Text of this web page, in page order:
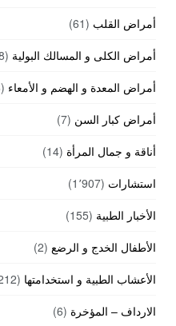
أمراض القلب (61)
أمراض الكلى و المسالك البولية (8)
أمراض المعدة و الهضم و الأمعاء (68)
أمراض كبار السن (7)
أناقة و جمال المرأة (14)
استشارات (1٬907)
الأخبار الطبية (155)
الأطفال الخدج و الرضع (2)
الأعشاب الطبية و استخدامتها (212)
الارداف – المؤخرة (6)